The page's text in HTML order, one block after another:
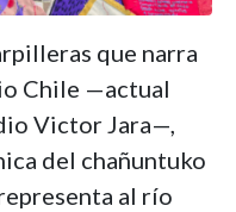
que narra
Chile —actual
Victor Jara—,
del chañuntuko
al río